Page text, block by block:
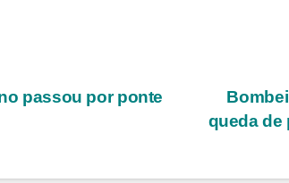
queda de
passou por ponte